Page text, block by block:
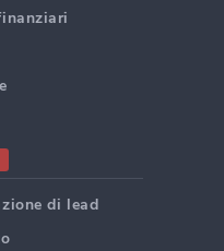
di lead